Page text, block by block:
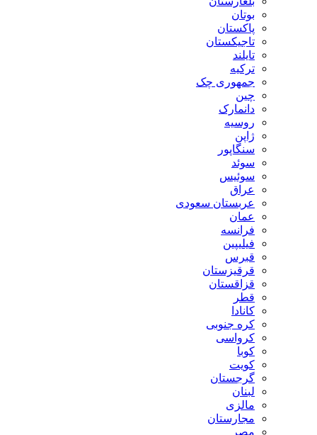
بوتان
پاکستان
تاجیکستان
تایلند
ترکیه
جمهوری چک
چین
دانمارک
روسیه
ژاپن
سنگاپور
سوئد
سوئیس
عراق
عربستان سعودی
عمان
فرانسه
فیلیپین
قبرس
قرقیزستان
قزاقستان
قطر
کانادا
کره جنوبی
کرواسی
کوبا
کویت
گرجستان
لبنان
مالزی
مجارستان
مصر